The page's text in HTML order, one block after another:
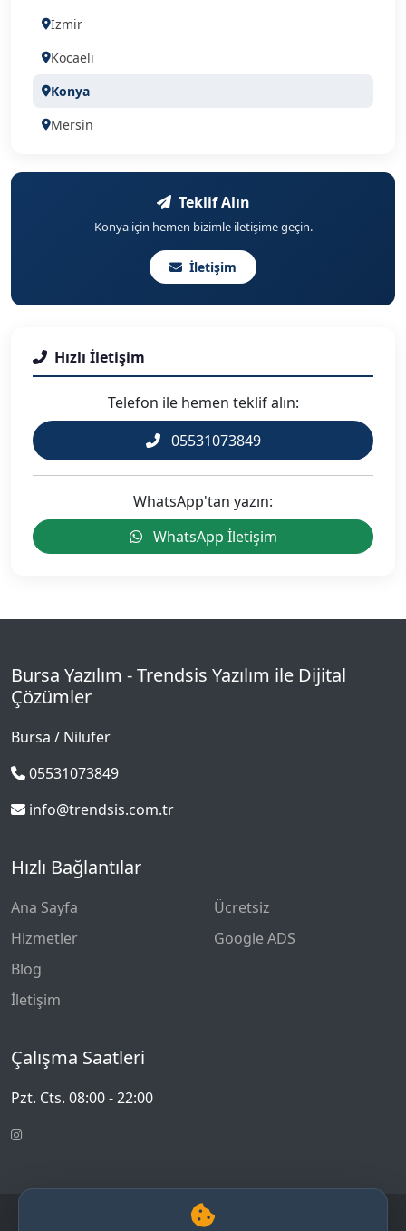
İzmir
Kocaeli
Konya
Mersin
Teklif Alın
Konya için hemen bizimle iletişime geçin.
İletişim
Hızlı İletişim
Telefon ile hemen teklif alın:
05531073849
WhatsApp'tan yazın:
WhatsApp İletişim
Bursa Yazılım - Trendsis Yazılım ile Dijital
Çözümler
Bursa / Nilüfer
05531073849
info@trendsis.com.tr
Hızlı Bağlantılar
Ana Sayfa
Hizmetler
Blog
İletişim
Ücretsiz
Google ADS
Çalışma Saatleri
Pzt. Cts. 08:00 - 22:00
© 2026 Bursa Yazılım - Trendsis Yazılım ile Dijital